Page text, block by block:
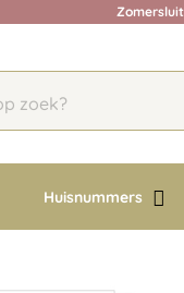
Huisnummers